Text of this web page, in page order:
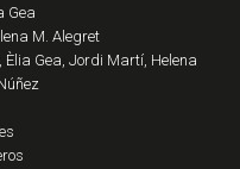
Gea
M. Alegret
Gea, Jordi Martí, Helena